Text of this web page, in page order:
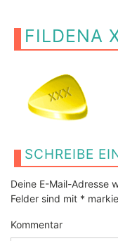
FILDENA
SCHREIBE
Deine E-Mail-Adresse
Felder sind mit *
Kommentar